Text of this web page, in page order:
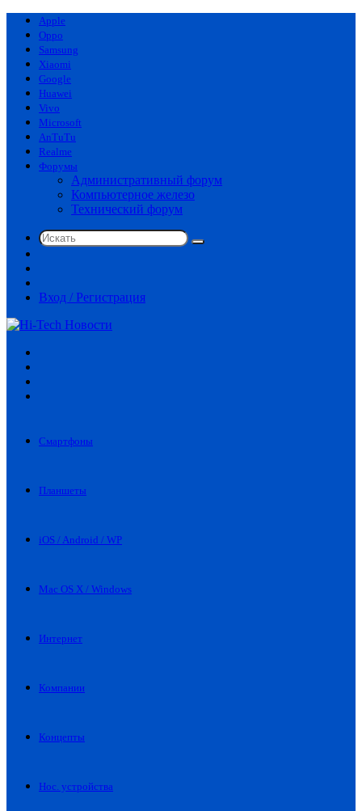
Apple
Oppo
Samsung
Xiaomi
Google
Huawei
Vivo
Microsoft
AnTuTu
Realme
Форумы
Административный форум
Компьютерное железо
Технический форум
Искать
статья
Вход / Регистрация
Смартфоны
Планшеты
iOS / Android / WP
Mac OS X / Windows
Интернет
Компании
Концепты
Нос. устройства